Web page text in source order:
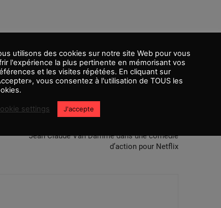
Jean Claude Van Damme dans une comédie
d’action pour Netflix
utilisons des cookies sur notre site Web pour vous
l'expérience la plus pertinente en mémorisant vos
et les visites répétées. En cliquant sur
vous consentez à l'utilisation de TOUS les
settings J'accepte